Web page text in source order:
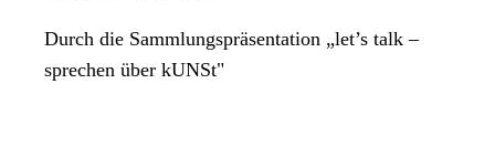
Durch die Sammlungspräsentation „let’s talk –
sprechen über kUNSt"